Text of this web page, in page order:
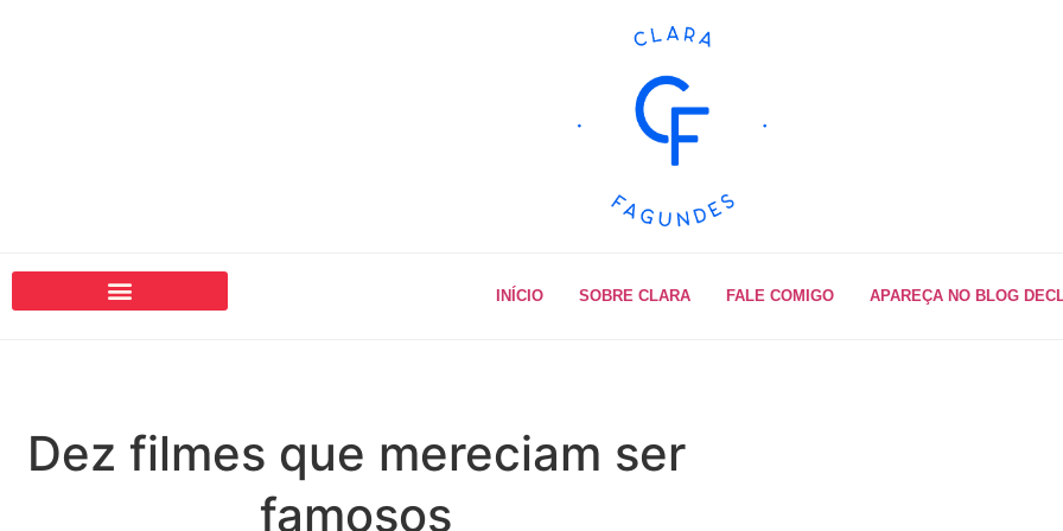
INÍCIO SOBRE CLARA FALE COMIGO APAREÇA NO BLOG
Dez filmes que mereciam ser
famosos